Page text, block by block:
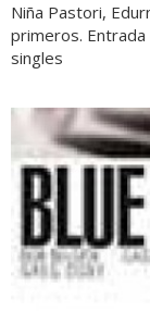
Niña Pastori,
primeros. Entrada
singles